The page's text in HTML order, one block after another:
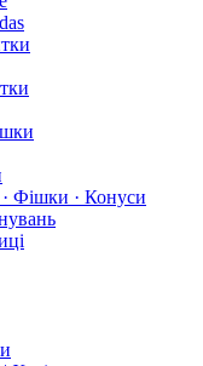
Фішки · Конуси